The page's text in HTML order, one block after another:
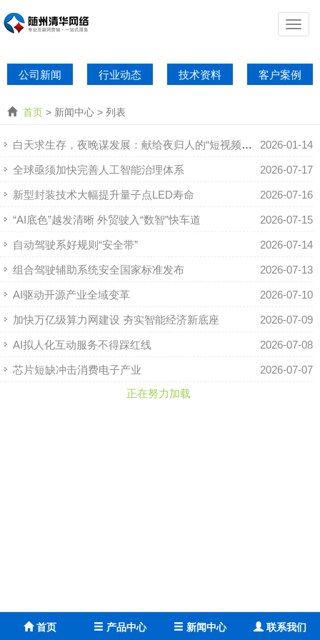
公司新闻 行业动态 技术资料 客户案例
首页 > 新闻中心 > 列表
2026-01-14
白天求生存，夜晚谋发展：献给夜归人的“短视频直播+AI”副业加速课
2026-07-17
全球亟须加快完善人工智能治理体系
2026-07-16
新型封装技术大幅提升量子点LED寿命
2026-07-15
“AI底色”越发清晰 外贸驶入“数智”快车道
2026-07-14
自动驾驶系好规则“安全带”
2026-07-13
组合驾驶辅助系统安全国家标准发布
2026-07-10
AI驱动开源产业全域变革
2026-07-09
加快万亿级算力网建设 夯实智能经济新底座
2026-07-08
AI拟人化互动服务不得踩红线
2026-07-07
芯片短缺冲击消费电子产业
正在努力加载
首页 产品中心 新闻中心 联系我们